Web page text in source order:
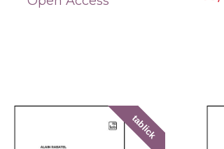
tablick